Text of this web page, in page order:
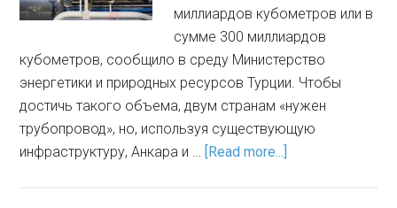
миллиардов кубометров или в
сумме 300 миллиардов
кубометров, сообщило в среду Министерство
энергетики и природных ресурсов Турции. Чтобы
достичь такого объема, двум странам «нужен
трубопровод», но, используя существующую
инфраструктуру, Анкара и … [Read more...]